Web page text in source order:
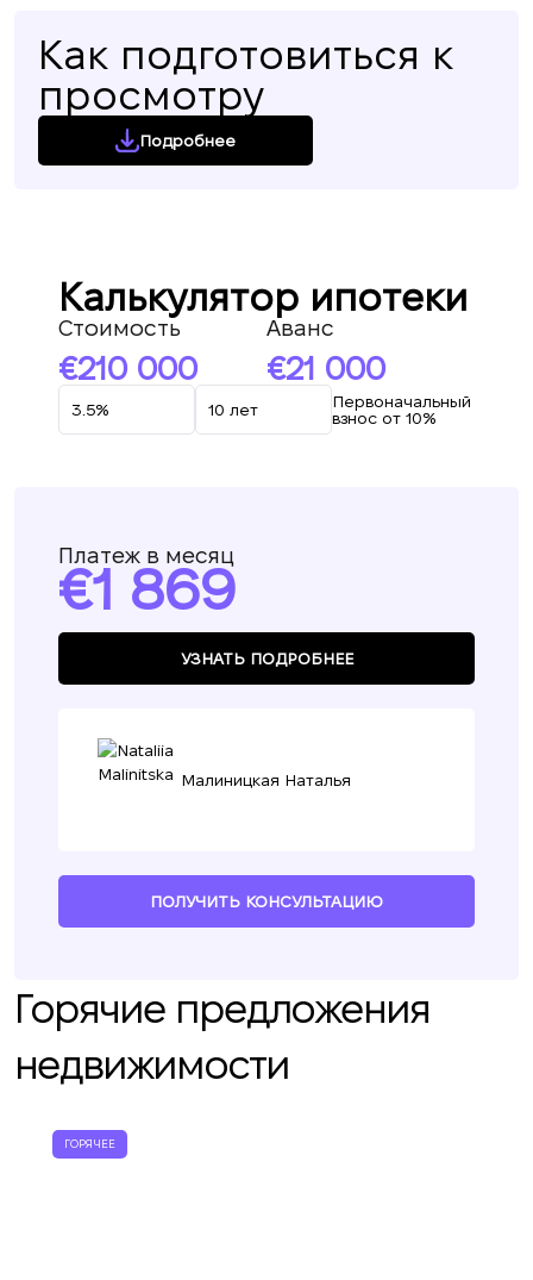
Как подготовиться к
просмотру
Подробнее
Калькулятор ипотеки
Стоимость
210 000
Аванс
21 000
Первоначальный
взнос от 10%
Платеж в месяц
1 869
УЗНАТЬ ПОДРОБНЕЕ
Малиницкая Наталья
ПОЛУЧИТЬ КОНСУЛЬТАЦИЮ
Горячие предложения
недвижимости
ГОРЯЧЕЕ